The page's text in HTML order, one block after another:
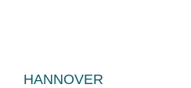
HANNOVER